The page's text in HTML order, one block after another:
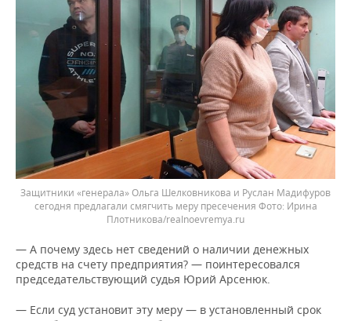
Защитники «генерала» Ольга Шелковникова и Руслан Мадифуров
сегодня предлагали смягчить меру пресечения
Ирина
Плотникова/realnoevremya.ru
— А почему здесь нет сведений о наличии денежных
средств на счету предприятия? — поинтересовался
председательствующий судья Юрий Арсенюк.
— Если суд установит эту меру — в установленный срок